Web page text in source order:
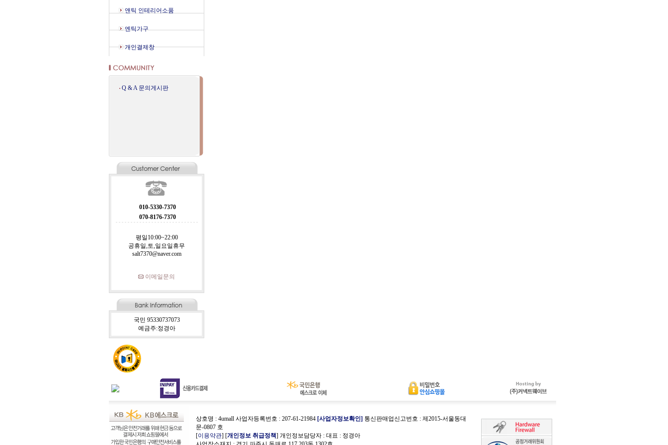
앤틱 인테리어소품
엔틱가구
개인결제창
Q & A 문의게시판
010-5330-7370
070-8176-7370
평일10:00~22:00
공휴일,토,일요일휴무
salt7370@naver.com
이메일문의
국민 95330737073
예금주:정경아
상호명 : 4umall 사업자등록번호 : 207-61-21984 [사업자정보확인] 통신판매업신고번호 : 제2015-서울동대
문-0807 호
[이용약관] [개인정보 취급정책] 개인정보담당자 : 대표 : 정경아